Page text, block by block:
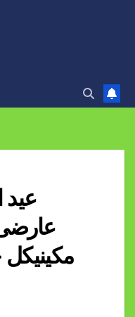
عید
مکینیکل